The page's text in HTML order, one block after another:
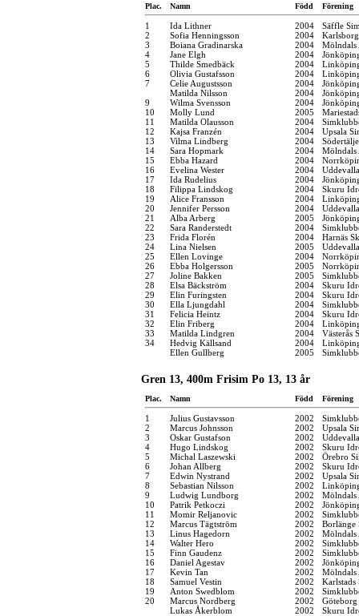
Plac. Namn Född Förening
1 Ida Lithner 2004
Säffle
2
Sofia Henningsson 2004
3
Boiana Gradinarska 2004
Mölndals
4
Jane Elgh 2004
5
Thilde Smedbäck 2004
6
Olivia Gustafsson 2004
7
Celie Augustsson 2004
Matilda Nilsson
2004
9
Wilma Svensson 2004
10
Molly Lund 2005
11
Matilda Olausson 2004
12
Kajsa Franzén 2004
Upsala
13
Vilma Lindberg 2004
14
Sara Hopmark 2004
Mölndals
15
Ebba Hazard 2004
16
Evelina Wester 2004
17
Ida Rudelius 2004
18
Filippa Lindskog 2004
Skuru
19
Alice Fransson 2004
20
Jennifer Persson 2004
21
Alba Arberg 2005
22
Sara Randerstedt 2004
23
Frida Florén 2004
Harnäs
24
Lina Nielsen 2005
25
Ellen Lovinge 2004
26
Ebba Holgersson 2005
27
Joline Bakken 2005
28
Elsa Bäckström 2004
Skuru
29
Elin Furingsten 2004
Skuru
30
Ella Ljungdahl 2004
31
Felicia Heintz 2004
Skuru
32
Elin Friberg 2004
33
Matilda Lindgren 2004
Västerås
34
Hedvig Källsand 2004
Ellen Gullberg
2005
Gren 13, 400m Frisim Po 13, 13 år
Plac. Namn Född Förening
1 Julius Gustavsson 2002
2
Marcus Johnsson 2002
Upsala
3
Oskar Gustafson 2002
4
Hugo Lindskog 2002
Skuru
5
Michal Laszewski 2002
Örebro
6
Johan Allberg 2002
Skuru
7
Edwin Nystrand 2002
Upsala
8
Sebastian Nilsson 2002
9
Ludwig Lundborg 2002
Mölndals
10
Patrik Petkoczi 2002
11
Momir Reljanovic 2002
12
Marcus Tägtström 2002
Borlänge
13
Linus Hagedorn 2002
Mölndals
14
Walter Hero 2002
15
Finn Gaudenz 2002
16
Daniel Agestav 2002
17
Kevin Tan 2002
Mölndals
18
Samuel Vestin 2002
Karlstads
19
Anton Swedblom 2002
20
Marcus Nordberg 2002
Göteborg
Lukas Åkerblom
2002 Skuru